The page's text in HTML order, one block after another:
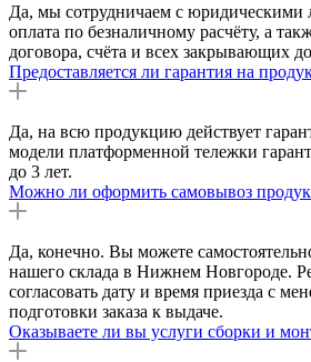
Да, мы сотрудничаем с
оплата по безналичному расчёту, а
договора, счёта и всех закрывающих
Предоставляется ли гарантия на
Да, на всю продукцию действует
модели платформенной тележки
до 3 лет.
Можно ли оформить самовывоз
Да, конечно. Вы можете
нашего склада в Нижнем Новгороде.
согласовать дату и время приезда с
подготовки заказа к выдаче.
Оказываете ли вы услуги сборки и